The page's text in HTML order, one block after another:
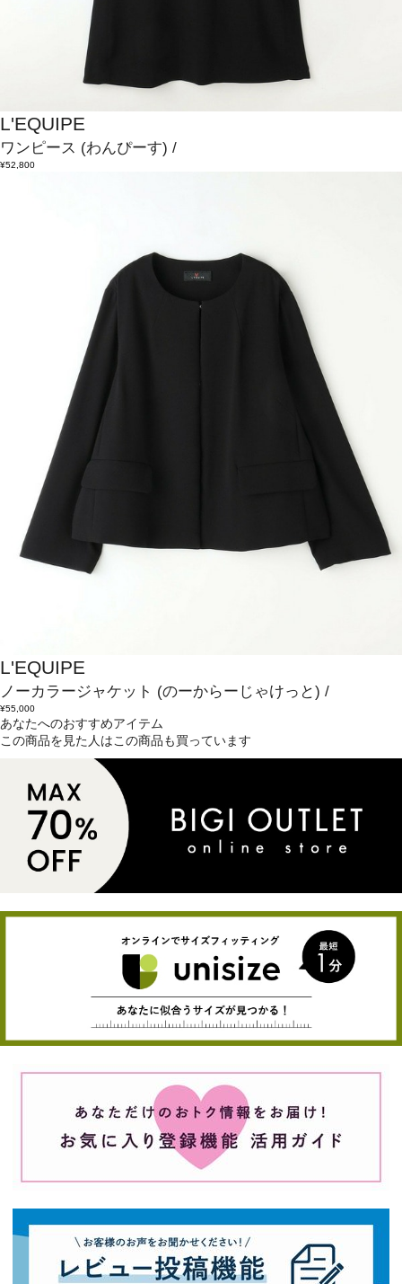
L'EQUIPE
ワンピース (わんぴーす) /
¥52,800
L'EQUIPE
ノーカラージャケット (のーからーじゃけっと) /
¥55,000
あなたへのおすすめアイテム
この商品を見た人はこの商品も買っています